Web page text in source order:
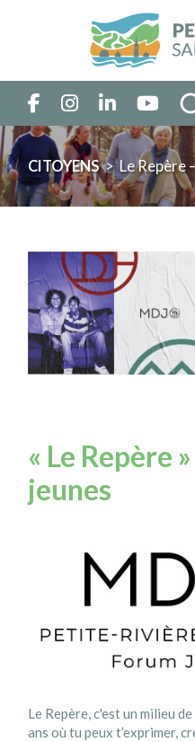
CITOYENS> Le Repère
« Le Repère
jeunes
Le Repère, c'est un milieu
ans où tu peux t’exprimer,